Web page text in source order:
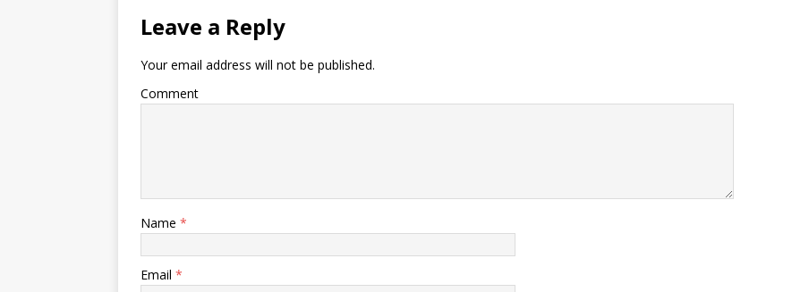
Leave a Reply
Your email address will not be published.
Comment
Name *
Email *